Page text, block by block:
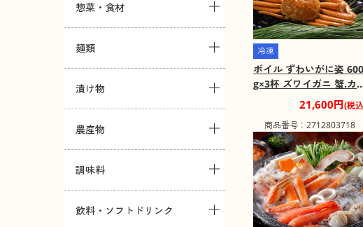
冷凍
ボイル ずわいがに姿 600
g×3杯 ズワイガニ 蟹.カ
かに【送料込み】
21,600円(税
商品番号：2712803718
惣菜・食材
麺類
漬け物
農産物
調味料
飲料・ソフトドリンク